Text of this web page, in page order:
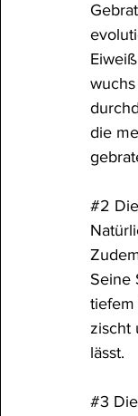
die
#2
Seine
tiefem
zischt
lässt.
#3